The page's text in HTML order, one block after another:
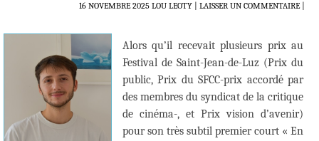
16 NOVEMBRE 2025 LOU LEOTY LAISSER UN COMMENTAIRE|
Alors qu’il recevait plusieurs prix au
Festival de Saint-Jean-de-Luz (Prix du
public, Prix du SFCC-prix accordé par
des membres du syndicat de la critique
de cinéma-, et Prix vision d’avenir)
pour son très subtil premier court « En